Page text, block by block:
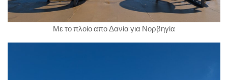
Με το πλοίο απο Δανία για Νορβηγία